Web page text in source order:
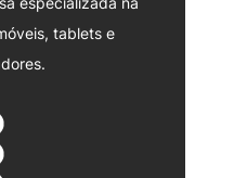
tablets e